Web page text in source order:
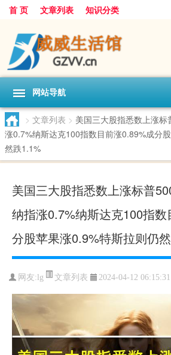
首 页 文章列表 知识分类
网站导航
> 文章列表 > 美国三大股指悉数上涨
涨0.7%纳斯达克100指数目前涨0.89%成分
然跌1.1%
美国三大股指悉数上涨标普
纳指涨0.7%纳斯达克100指
分股苹果涨0.9%特斯拉则仍
网友: lg 文章列表 2024-04-12 06:15:31